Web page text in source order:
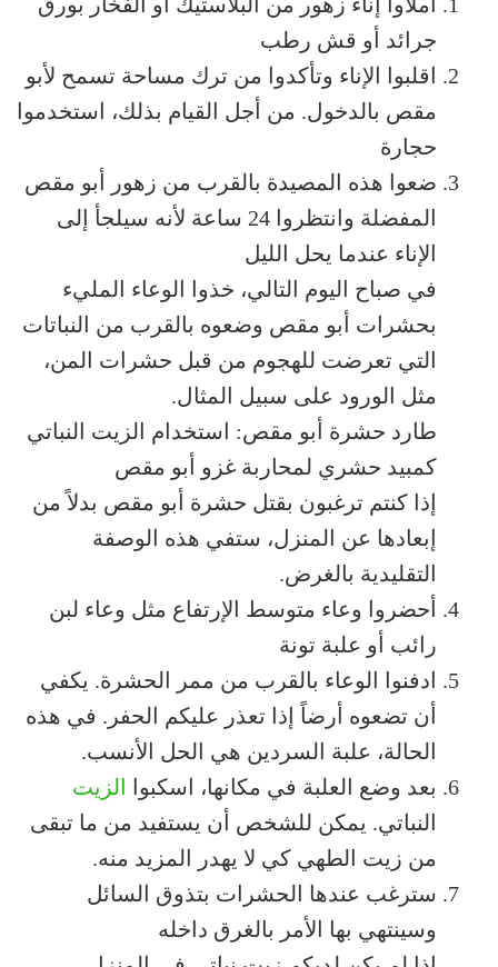
جرائد أو قش رطب
اقلبوا الإناء وتأكدوا من ترك مساحة تسمح لأبو
مقص بالدخول. من أجل القيام بذلك، استخدموا
حجارة
ضعوا هذه المصيدة بالقرب من زهور أبو مقص
المفضلة وانتظروا 24 ساعة لأنه سيلجأ إلى
الإناء عندما يحل الليل
في صباح اليوم التالي، خذوا الوعاء المليء
بحشرات أبو مقص وضعوه بالقرب من النباتات
التي تعرضت للهجوم من قبل حشرات المن،
مثل الورود على سبيل المثال.
طارد حشرة أبو مقص: استخدام الزيت النباتي
كمبيد حشري لمحاربة غزو أبو مقص
إذا كنتم ترغبون بقتل حشرة أبو مقص بدلاً من
إبعادها عن المنزل، ستفي هذه الوصفة
التقليدية بالغرض.
أحضروا وعاء متوسط الإرتفاع مثل وعاء لبن
رائب أو علبة تونة
ادفنوا الوعاء بالقرب من ممر الحشرة. يكفي
أن تضعوه أرضاً إذا تعذر عليكم الحفر. في هذه
الحالة، علبة السردين هي الحل الأنسب.
بعد وضع العلبة في مكانها، اسكبوا الزيت
النباتي. يمكن للشخص أن يستفيد من ما تبقى
من زيت الطهي كي لا يهدر المزيد منه.
سترغب عندها الحشرات بتذوق السائل
وسينتهي بها الأمر بالغرق داخله